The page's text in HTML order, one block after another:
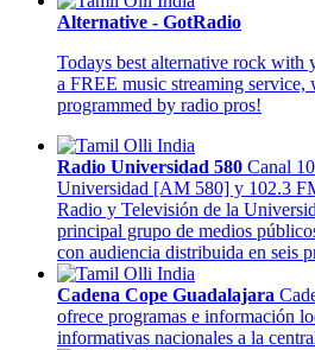
Alternative - GotRadio
Todays best alternative rock with
a FREE music streaming
programmed by radio pros!
Radio Universidad 580 Canal
Universidad [AM 580] y 102.3
Radio y Televisión de la
principal grupo de medios
con audiencia distribuida en seis
Cadena Cope Guadalajara
ofrece programas e información
informativas nacionales a la